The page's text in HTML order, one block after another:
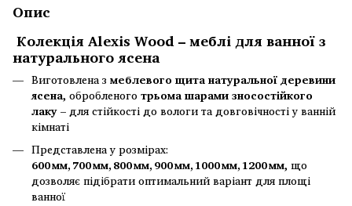
Опис
Колекція Alexis Wood– меблі для ванної з
натурального ясена
Виготовлена з меблевого щита натуральної деревини
ясена, обробленоготрьома шарами зносостійкого
лаку– для стійкості до вологи та довговічності у ванній
кімнаті
Представлена у розмірах:
600 мм, 700 мм, 800 мм, 900 мм, 1000 мм, 1200 мм, що
дозволяє підібрати оптимальний варіант для площі
ванної